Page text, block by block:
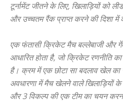
टूर्नामेंट जीतने के लिए, खिलाड़ियों को
और उच्चतम रैंक प्राप्त करने की दिशा में
एक फंतासी क्रिकेट मैच बल्लेबाजी और
आधारित होता है, जो क्रिकेट रणनीति
है। क्रम में एक छोटा सा बदलाव खेल
अवधारणा में मैच खेलने वाले खिलाड़ियों
और 3 विकल्प की एक टीम का चयन